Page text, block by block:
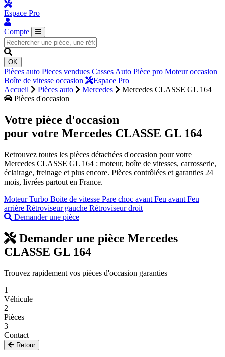
Espace Pro
Compte
OK
Pièces auto Pieces vendues Casses Auto Pièce pro Moteur occasion
Boîte de vitesse occasion
Espace Pro
Accueil
Pièces auto Mercedes
Mercedes CLASSE GL 164
Pièces d'occasion
Votre pièce d'occasion
pour votre Mercedes CLASSE GL 164
Retrouvez toutes les pièces détachées d'occasion pour votre
Mercedes CLASSE GL 164 : moteur, boîte de vitesses, carrosserie,
éclairage, freinage et plus encore. Pièces contrôlées et garanties 24
mois, livrées partout en France.
MoteurTurbo Boite de vitesse Pare choc avant Feu avant Feu
arrière Rétroviseur gauche Rétroviseur droit
Demander une pièce
Demander une pièce Mercedes
CLASSE GL 164
Trouvez rapidement vos pièces d'occasion garanties
1
Véhicule
2
Pièces
3
Contact
Retour